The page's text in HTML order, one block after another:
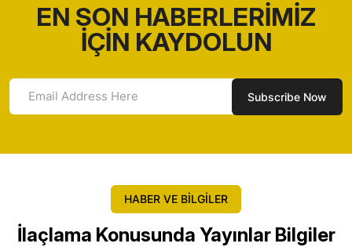
EN SON HABERLERİMİZ
İÇİN KAYDOLUN
HABER VE BİLGİLER
İlaçlama Konusunda Yayınlar Bilgiler